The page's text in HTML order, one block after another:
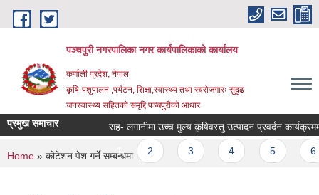
Skip to main content
पञ्चपुरी नगरपालिका नगर कार्यपालिकाको कार्यालय
कर्णाली प्रदेश, नेपाल
कृषि-पशुपालन ,पर्यटन, शिक्षा,स्वास्थ्य तथा स्वरोजगारः सुदृढ
जनस्वास्थ्य सहितको समृद्दि पञ्चपुरीको आधार
प्रमुख समाचार सह- लगानीमा उच्च मुल्य कृषिवस्तु उत्पादन प्रवर्दन कार्यक्रममा
Pages
1 2
You are here
Home » कोटेशन पेश गर्ने सम्बन्धमा ।